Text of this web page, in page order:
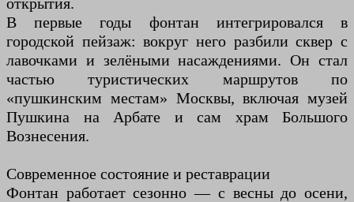
В первые годы фонтан интегрировался в
городской пейзаж: вокруг него разбили сквер с
лавочками и зелёными насаждениями. Он стал
частью туристических маршрутов по
«пушкинским местам» Москвы, включая музей
Пушкина на Арбате и сам храм Большого
Вознесения.
Современное состояние и реставрации
Фонтан работает сезонно — с весны до осени,